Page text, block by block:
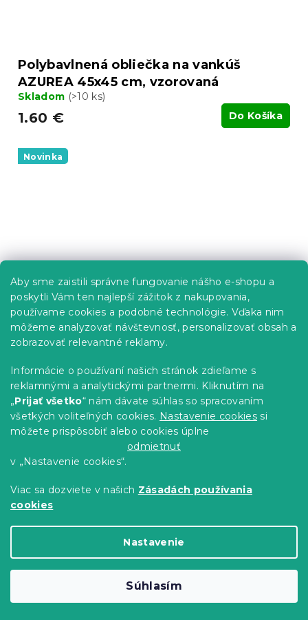
Aby sme zaistili správne fungovanie nášho e-shopu a
poskytli Vám ten najlepší zážitok z nakupovania,
používame cookies a podobné technológie. Vďaka nim
môžeme analyzovať návštevnosť, personalizovať obsah a
zobrazovať relevantné reklamy.
Informácie o používaní našich stránok zdieľame s
reklamnými a analytickými partnermi. Kliknutím na
„Prijať všetko“ nám dávate súhlas so spracovaním
všetkých voliteľných cookies. Nastavenie cookies si
môžete prispôsobiť alebo cookies úplne
odmietnuť
v „Nastavenie cookies“.
Viac sa dozviete v našich Zásadách používania
cookies
Nastavenie
Súhlasím
Polybavlnená obliečka na vankúš
AZUREA 45x45 cm, vzorovaná
Skladom (>10 ks)
1.60 € Do Košíka
Novinka
AZUREA 50x70 cm, vzorovaná
Skladom(>10 ks)
2.60 € Do Košíka